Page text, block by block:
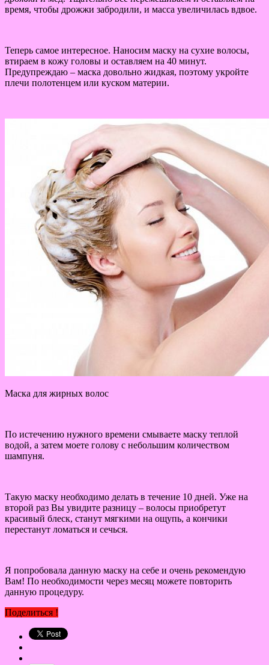
время, чтобы дрожжи забродили, и масса увеличилась вдвое.
Теперь самое интересное. Наносим маску на сухие волосы,
втираем в кожу головы и оставляем на 40 минут.
Предупреждаю – маска довольно жидкая, поэтому укройте
плечи полотенцем или куском материи.
Маска для жирных волос
По истечению нужного времени смываете маску теплой
водой, а затем моете голову с небольшим количеством
шампуня.
Такую маску необходимо делать в течение 10 дней. Уже на
второй раз Вы увидите разницу – волосы приобретут
красивый блеск, станут мягкими на ощупь, а кончики
перестанут ломаться и сечься.
Я попробовала данную маску на себе и очень рекомендую
Вам! По необходимости через месяц можете повторить
данную процедуру.
Поделиться !